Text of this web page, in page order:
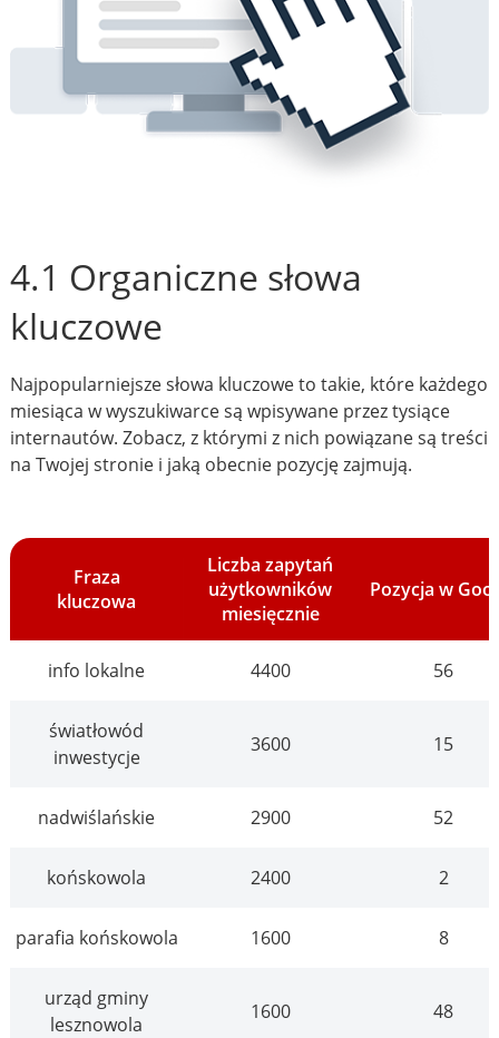
4.1 Organiczne słowa
kluczowe
Najpopularniejsze słowa kluczowe to takie, które każdego
miesiąca w wyszukiwarce są wpisywane przez tysiące
internautów. Zobacz, z którymi z nich powiązane są treści
na Twojej stronie i jaką obecnie pozycję zajmują.
Fraza
kluczowa
Liczba zapytań
użytkowników
miesięcznie
Pozycja w
info lokalne 4400 56
światłowód
inwestycje
3600 15
nadwiślańskie 2900 52
końskowola 2400 2
parafia końskowola 1600 8
urząd gminy
lesznowola
1600 48